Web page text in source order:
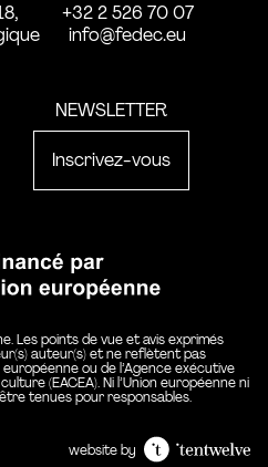
+32 2 526 70 07
info@fedec.eu
NEWSLETTER
Inscrivez-vous
Les points de vue et avis exprimés
auteur(s) et ne reflètent pas
ou de l’Agence exécutive
(EACEA). Ni l’Union européenne ni
être tenues pour responsables.
website by